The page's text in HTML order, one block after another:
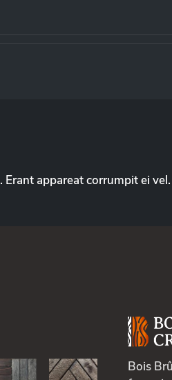
appareat corrumpit ei
Bois